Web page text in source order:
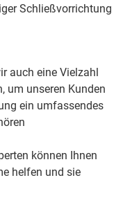
Schließvorrichtung
auch eine Vielzahl
um unseren Kunden
ein umfassendes
können Ihnen
helfen und sie